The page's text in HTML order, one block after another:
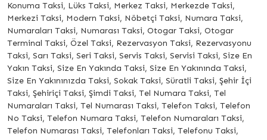
Konuma Taksi, Lüks Taksi, Merkez Taksi, Merkezde Taksi,
Merkezi Taksi, Modern Taksi, Nöbetçi Taksi, Numara Taksi,
Numaraları Taksi, Numarası Taksi, Otogar Taksi, Otogar
Terminal Taksi, Özel Taksi, Rezervasyon Taksi, Rezervasyonu
Taksi, Sarı Taksi, Seri Taksi, Servis Taksi, Servisi Taksi, Size En
Yakın Taksi, Size En Yakında Taksi, Size En Yakınında Taksi,
Size En Yakınınızda Taksi, Sokak Taksi, Süratli Taksi, Şehir İçi
Taksi, Şehiriçi Taksi, Şimdi Taksi, Tel Numara Taksi, Tel
Numaraları Taksi, Tel Numarası Taksi, Telefon Taksi, Telefon
No Taksi, Telefon Numara Taksi, Telefon Numaraları Taksi,
Telefon Numarası Taksi, Telefonları Taksi, Telefonu Taksi,